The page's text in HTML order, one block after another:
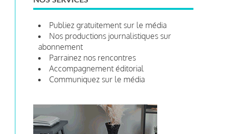
Publiez gratuitement sur le média
Nos productions journalistiques sur
abonnement
Parrainez nos rencontres
Accompagnement éditorial
Communiquez sur le média